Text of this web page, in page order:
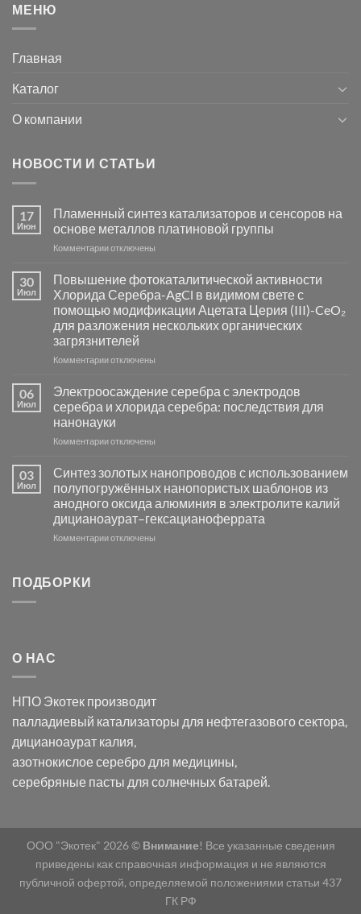
МЕНЮ
Главная
Каталог
О компании
НОВОСТИ И СТАТЬИ
17
Июн
Пламенный синтез катализаторов и сенсоров на
основе металлов платиновой группы
Комментариик
Пламенный
синтез
катализаторов
и
сенсоров
на
основе
группы
отключены
30
Июл
Повышение фотокаталитической активности
Хлорида Серебра-AgCl в видимом свете с
помощью модификации Ацетата Церия (III)-CeO₂
для разложения нескольких органических
загрязнителей
Комментариик
фотокаталитической
активности
Хлорида
Серебра-
в
видимом
свете
с
помощью
модификации
отключены
06
Июл
Электроосаждение серебра с электродов
серебра и хлорида серебра: последствия для
нанонауки
Комментариик
серебра
с
электродов
серебра
и
отключены
03
Июл
Синтез золотых нанопроводов с использованием
полупогружённых нанопористых шаблонов из
анодного оксида алюминия в электролите калий
дицианоаурат–гексацианоферрата
Комментариик
оксида
в
электролите
калий
дицианоаурат–
гексацианоферрата
отключены
ПОДБОРКИ
О НАС
НПО Экотек производит
палладиевый катализаторы для нефтегазового сектора,
дицианоаурат калия,
азотнокислое серебро для медицины,
серебряные пасты для солнечных батарей.
ООО "Экотек" 2026 © Внимание! Все указанные сведения
приведены как справочная информация и не являются
публичной офертой, определяемой положениями статьи 437
ГК РФ